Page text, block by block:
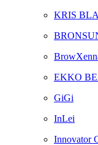
KRIS
EKKO
GiGi
InLei
Innovator